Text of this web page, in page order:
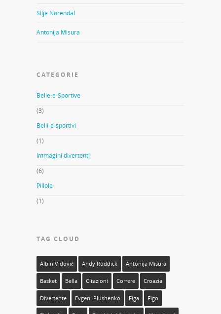
Silje Norendal
Antonija Misura
CATEGORIE
Belle-e-Sportive
(3)
Belli-e-sportivi
(1)
Immagini divertenti
(6)
Pillole
(1)
TAG CLOUD
Albin Vidović Andy Roddick Antonija Misura
Basket Bella Citazioni Correre Croazia
Divertente Evgeni Plushenko Figa Figo